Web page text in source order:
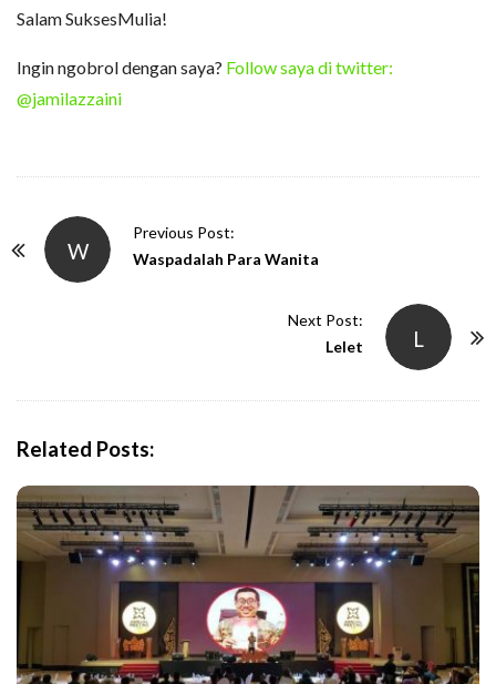
Salam SuksesMulia!
Ingin ngobrol dengan saya? Follow saya di twitter:
@jamilazzaini
W
Previous Post:
Waspadalah Para Wanita
L
Next Post:
Lelet
Related Posts: